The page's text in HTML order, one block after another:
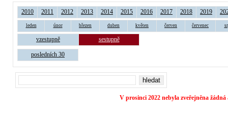
2010 2011 2012 2013 2014 2015 2016 2017 2018 2019
leden únor březen duben květen červen červenec
vzestupně sestupně
posledních 30
V prosinci 2022 nebyla zveřejněna